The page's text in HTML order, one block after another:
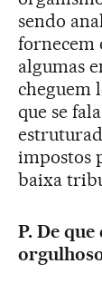
sendo
fornecem
algumas
cheguem
que se
impostos
baixa
P. De